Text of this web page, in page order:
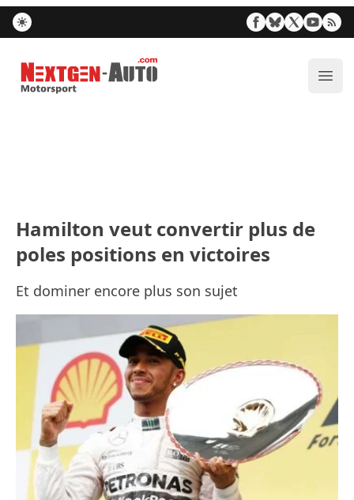
Nextgen-Auto.com
Hamilton veut convertir plus de
poles positions en victoires
Et dominer encore plus son sujet